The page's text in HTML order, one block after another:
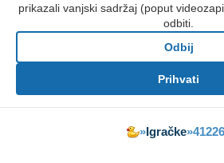
prikazali vanjski sadržaj (poput
odbiti.
Odbij
Prihvati
»Igračke»